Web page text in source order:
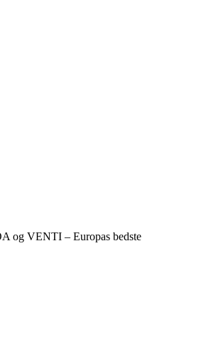
og VENTI – Europas bedste